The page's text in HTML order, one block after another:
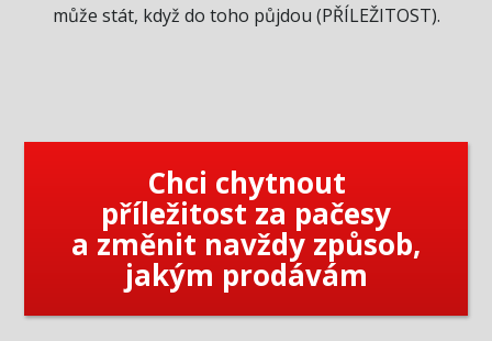
může stát, když do toho půjdou (PŘÍLEŽITOST).
Chci chytnout
příležitost za pačesy
a změnit navždy způsob,
jakým prodávám